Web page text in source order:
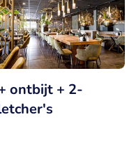
ontbijt + 2-